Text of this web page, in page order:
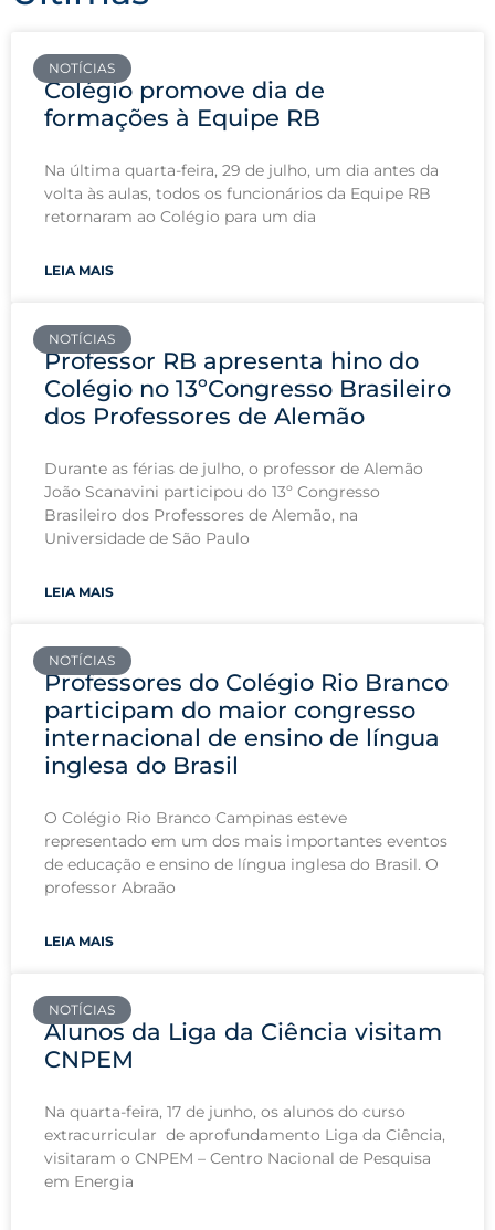
NOTÍCIAS
Colégio promove dia de
formações à Equipe RB
Na última quarta-feira, 29 de julho, um dia antes da
volta às aulas, todos os funcionários da Equipe RB
retornaram ao Colégio para um dia
LEIA MAIS
NOTÍCIAS
Professor RB apresenta hino do
Colégio no 13ºCongresso Brasileiro
dos Professores de Alemão
Durante as férias de julho, o professor de Alemão
João Scanavini participou do 13º Congresso
Brasileiro dos Professores de Alemão, na
Universidade de São Paulo
LEIA MAIS
NOTÍCIAS
Professores do Colégio Rio Branco
participam do maior congresso
internacional de ensino de língua
inglesa do Brasil
O Colégio Rio Branco Campinas esteve
representado em um dos mais importantes eventos
de educação e ensino de língua inglesa do Brasil. O
professor Abraão
LEIA MAIS
NOTÍCIAS
Alunos da Liga da Ciência visitam
CNPEM
Na quarta-feira, 17 de junho, os alunos do curso
extracurricular de aprofundamento Liga da Ciência,
visitaram o CNPEM – Centro Nacional de Pesquisa
em Energia